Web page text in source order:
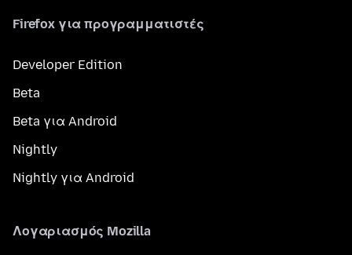
Firefox για προγραμματιστές
Developer Edition
Beta
Beta για Android
Nightly
Nightly για Android
Λογαριασμός Mozilla